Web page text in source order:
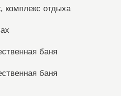
комплекс отдыха
баня
баня